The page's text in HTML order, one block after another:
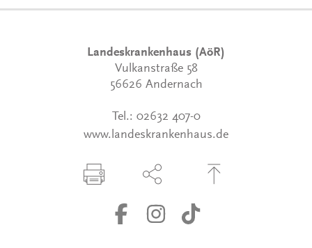
Landeskrankenhaus (AöR)
Vulkanstraße 58
56626 Andernach
Tel.: 02632 407-0
www.landeskrankenhaus.de